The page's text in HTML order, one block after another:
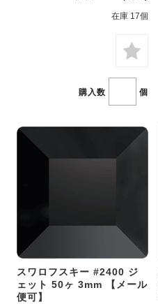
在庫 17個
購入数 個
スワロフスキー #2400 ジ
ェット 50ヶ 3mm 【メール
便可】